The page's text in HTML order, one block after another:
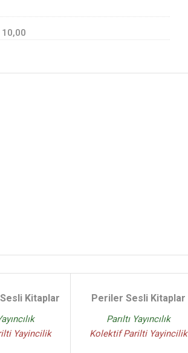
10,00
Kitaplar
Yayincilik
Periler Sesli Kitaplar
Parıltı Yayıncılık
Kolektif Parilti Yayincilik